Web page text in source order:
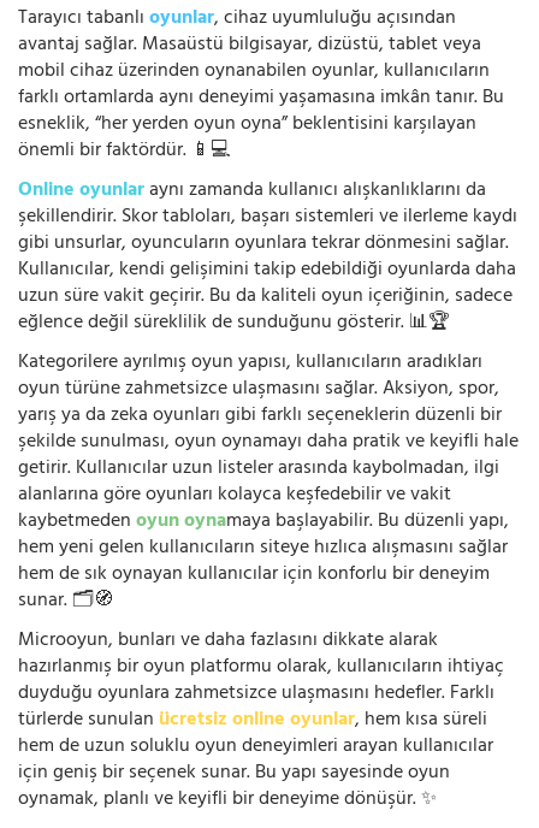
Tarayıcı tabanlıoyunlar, cihaz uyumluluğu açısından
avantaj sağlar. Masaüstü bilgisayar, dizüstü, tablet veya
mobil cihaz üzerinden oynanabilen oyunlar, kullanıcıların
farklı ortamlarda aynı deneyimi yaşamasına imkân tanır. Bu
esneklik, “her yerden oyun oyna” beklentisini karşılayan
önemli bir faktördür. 📱💻
Online oyunlaraynı zamanda kullanıcı alışkanlıklarını da
şekillendirir. Skor tabloları, başarı sistemleri ve ilerleme kaydı
gibi unsurlar, oyuncuların oyunlara tekrar dönmesini sağlar.
Kullanıcılar, kendi gelişimini takip edebildiği oyunlarda daha
uzun süre vakit geçirir. Bu da kaliteli oyun içeriğinin, sadece
eğlence değil süreklilik de sunduğunu gösterir. 📊🏆
Kategorilere ayrılmış oyun yapısı, kullanıcıların aradıkları
oyun türüne zahmetsizce ulaşmasını sağlar. Aksiyon, spor,
yarış ya da zeka oyunları gibi farklı seçeneklerin düzenli bir
şekilde sunulması, oyun oynamayı daha pratik ve keyifli hale
getirir. Kullanıcılar uzun listeler arasında kaybolmadan, ilgi
alanlarına göre oyunları kolayca keşfedebilir ve vakit
kaybetmedenoyun oynamaya başlayabilir. Bu düzenli yapı,
hem yeni gelen kullanıcıların siteye hızlıca alışmasını sağlar
hem de sık oynayan kullanıcılar için konforlu bir deneyim
sunar. 🗂️🧭
Microoyun, bunları ve daha fazlasını dikkate alarak
hazırlanmış bir oyun platformu olarak, kullanıcıların ihtiyaç
duyduğu oyunlara zahmetsizce ulaşmasını hedefler. Farklı
türlerde sunulan ücretsiz online oyunlar, hem kısa süreli
hem de uzun soluklu oyun deneyimleri arayan kullanıcılar
için geniş bir seçenek sunar. Bu yapı sayesinde oyun
oynamak, planlı ve keyifli bir deneyime dönüşür. ✨